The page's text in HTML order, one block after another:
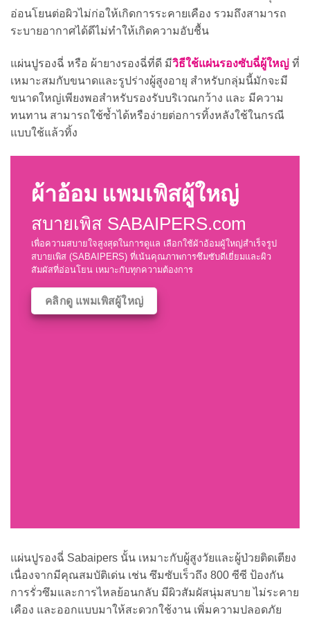
อ่อนโยนต่อผิวไม่ก่อให้เกิดการระคายเคือง รวมถึงสามารถ
ระบายอากาศได้ดีไม่ทำให้เกิดความอับชื้น
แผ่นปูรองฉี่ หรือ ผ้ายางรองฉี่ที่ดี มีวิธีใช้แผ่นรองซับฉี่ผู้ใหญ่ ที่
เหมาะสมกับขนาดและรูปร่างผู้สูงอายุ สำหรับกลุ่มนี้มักจะมี
ขนาดใหญ่เพียงพอสำหรับรองรับบริเวณกว้าง และ มีความ
ทนทาน สามารถใช้ซ้ำได้หรือง่ายต่อการทิ้งหลังใช้ในกรณี
แบบใช้แล้วทิ้ง
ผ้าอ้อม แพมเพิสผู้ใหญ่
สบายเพิส SABAIPERS.com
เพื่อความสบายใจสูงสุดในการดูแล เลือกใช้ผ้าอ้อมผู้ใหญ่สำเร็จรูป
สบายเพิส (SABAIPERS) ที่เน้นคุณภาพการซึมซับดีเยี่ยมและผิว
สัมผัสที่อ่อนโยน เหมาะกับทุกความต้องการ
คลิกดู แพมเพิสผู้ใหญ่
แผ่นปูรองฉี่ Sabaipers นั้น เหมาะกับผู้สูงวัยและผู้ป่วยติดเตียง
เนื่องจากมีคุณสมบัติเด่น เช่น ซึมซับเร็วถึง 800 ซีซี ป้องกัน
การรั่วซึมและการไหลย้อนกลับ มีผิวสัมผัสนุ่มสบาย ไม่ระคาย
เคือง และออกแบบมาให้สะดวกใช้งาน เพิ่มความปลอดภัย